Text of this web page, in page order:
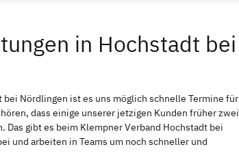
in Hochstadt bei
Nördlingen ist es uns möglich schnelle Termine für
dass einige unserer jetzigen Kunden früher zwei
gibt es beim Klempner Verband Hochstadt bei
und arbeiten in Teams um noch schneller und